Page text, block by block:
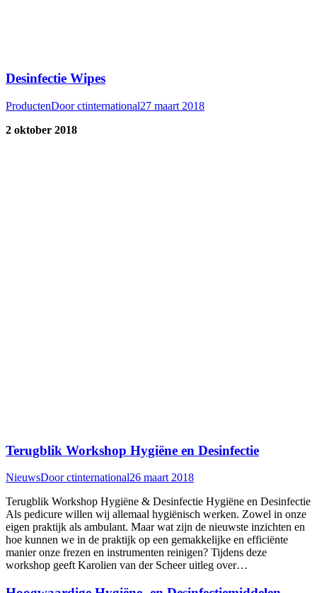
Desinfectie Wipes
ProductenDoorctinternational27 maart 2018
2 oktober 2018
Terugblik Workshop Hygiëne en Desinfectie
NieuwsDoorctinternational26 maart 2018
Terugblik Workshop Hygiëne & Desinfectie Hygiëne en Desinfectie
Als pedicure willen wij allemaal hygiënisch werken. Zowel in onze
eigen praktijk als ambulant. Maar wat zijn de nieuwste inzichten en
hoe kunnen we in de praktijk op een gemakkelijke en efficiënte
manier onze frezen en instrumenten reinigen? Tijdens deze
workshop geeft Karolien van der Scheer uitleg over…